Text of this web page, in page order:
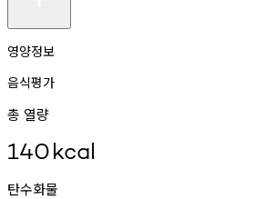
영양정보
음식평가
총 열량
140kcal
탄수화물